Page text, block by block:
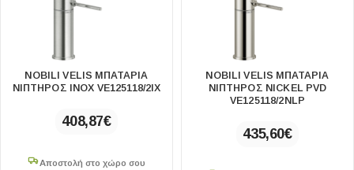
NOBILI VELIS ΜΠΑΤΑΡΊΑ
ΝΙΠΤΉΡΟΣ INOX VE125118/2IX
408,87€
Αποστολή στο χώρο σου
NOBILI VELIS ΜΠΑΤΑΡΊΑ
ΝΙΠΤΉΡΟΣ NICKEL PVD
VE125118/2NLP
435,60€